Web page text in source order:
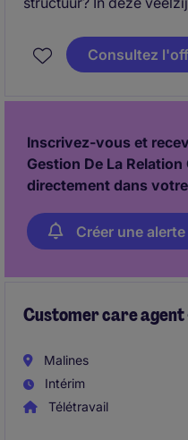
ondersteun je klanten,
internationale
Consultez
Inscrivez-vous et
Gestion De La
directement dans
Créer une
Customer care agent
Malines
Intérim
Télétravail